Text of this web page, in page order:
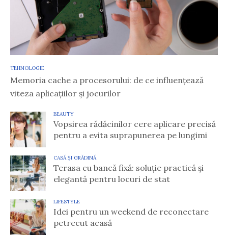
TEHNOLOGIE
Memoria cache a procesorului: de ce influențează
viteza aplicațiilor și jocurilor
BEAUTY
Vopsirea rădăcinilor cere aplicare precisă
pentru a evita suprapunerea pe lungimi
CASĂ ȘI GRĂDINĂ
Terasa cu bancă fixă: soluție practică și
elegantă pentru locuri de stat
LIFESTYLE
Idei pentru un weekend de reconectare
petrecut acasă